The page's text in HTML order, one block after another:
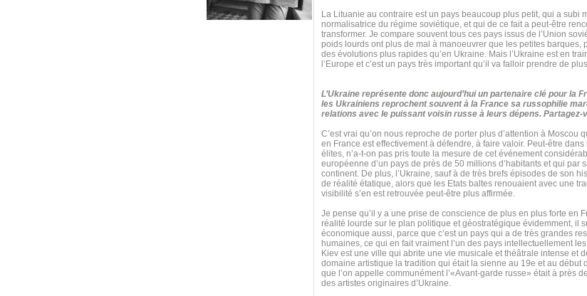
La Lituanie au contraire est un pays beaucoup plus petit, qui a subi
normalisatrice du régime soviétique, et qui de ce fait a peut-être
transformer. Je compare souvent tous ces pays issus de l’Union
poids lourds ont plus de mal à manoeuvrer que les petites barques,
des évolutions plus rapides qu’en Ukraine. Mais l’Ukraine est en
l’Europe et c’est un pays très important qu’il va falloir prendre de
L’Ukraine représente donc aujourd’hui un partenaire clé pour la
les Ukrainiens reprochent souvent à la France sa russophilie
relations avec le puissant voisin russe à leurs dépens. Partagez-
C’est vrai qu’on nous reproche de porter plus d’attention à Moscou
en France est effectivement à défendre, à faire valoir. Peut-être
élites, n’a-t-on pas pris toute la mesure de cet événement
européenne d’un pays de près de 50 millions d’habitants et qui par
continent. De plus, l’Ukraine, sauf à de très brefs épisodes de son
de réalité étatique, alors que les Etats baltes renouaient avec une
visibilité s’en est retrouvée peut-être plus affirmée.
Je pense qu’il y a une prise de conscience de plus en plus forte en
réalité lourde sur le plan politique et géostratégique évidemment, il
économique aussi, parce que c’est un pays qui a de très grandes
humaines, ce qui en fait vraiment l’un des pays intellectuellement
Kiev est une ville qui abrite une vie musicale et théâtrale intense et
domaine artistique la tradition qui était la sienne au 19e et au début
que l’on appelle communément l’«Avant-garde russe» était à près
des artistes originaires d’Ukraine.